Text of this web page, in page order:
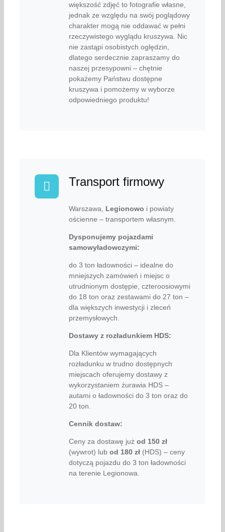
większość zdjęć to fotografie własne,
jednak ze względu na swój poglądowy
charakter mogą nie oddawać w pełni
rzeczywistego wyglądu kruszywa. Nic
nie zastąpi osobistych oględzin,
dlatego serdecznie zapraszamy do
naszej przesypowni – chętnie
pokażemy Państwu dostępne
kruszywa i pomożemy w wyborze
odpowiedniego produktu!
Transport firmowy
Warszawa, Legionowo i powiaty
ościenne – transportem własnym.
Dysponujemy pojazdami
samowyładowczymi:
do 3 ton ładowności – idealne do
mniejszych zamówień i miejsc o
utrudnionym dostępie, czteroosiowymi
do 18 ton oraz zestawami do 27 ton –
dla większych inwestycji i zleceń
przemysłowych.
Dostawy z rozładunkiem HDS:
Dla Klientów wymagających
rozładunku w trudno dostępnych
miejscach oferujemy dostawy z
wykorzystaniem żurawia HDS –
autami o ładowności do 3 ton oraz do
20 ton.
Cennik dostaw:
Ceny za dostawę już od 150 zł
(wywrot) lub od 180 zł(HDS) – ceny
dotyczą pojazdu do 3 ton ładowności
na terenie Legionowa.